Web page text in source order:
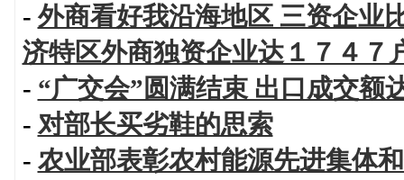
- 外商看好我沿海地区 三资企业
济特区外商独资企业达１７４７
- “广交会”圆满结束 出口成交额
- 对部长买劣鞋的思索
- 农业部表彰农村能源先进集体